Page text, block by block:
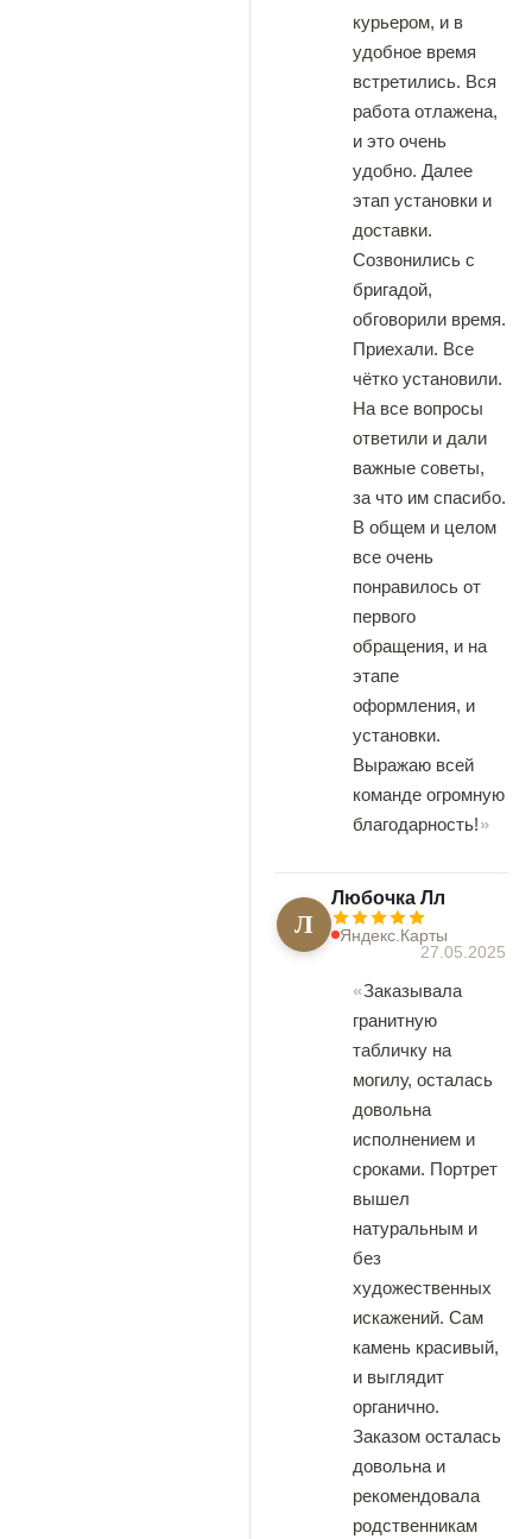
курьером, и в
удобное время
встретились. Вся
работа отлажена,
и это очень
удобно. Далее
этап установки и
доставки.
Созвонились с
бригадой,
обговорили время.
Приехали. Все
чётко установили.
На все вопросы
ответили и дали
важные советы,
за что им спасибо.
В общем и целом
все очень
понравилось от
первого
обращения, и на
этапе
оформления, и
установки.
Выражаю всей
команде огромную
благодарность!
Л
Любочка Лл
Яндекс.Карты
27.05.2025
Заказывала
гранитную
табличку на
могилу, осталась
довольна
исполнением и
сроками. Портрет
вышел
натуральным и
без
художественных
искажений. Сам
камень красивый,
и выглядит
органично.
Заказом осталась
довольна и
рекомендовала
родственникам